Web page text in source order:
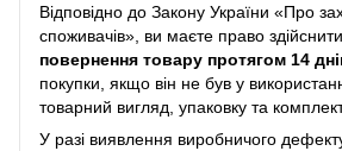
Відповідно до Закону України «Про
споживачів», ви маєте право здійснити
повернення товару протягом 14
покупки, якщо він не був у
товарний вигляд, упаковку та
У разі виявлення виробничого